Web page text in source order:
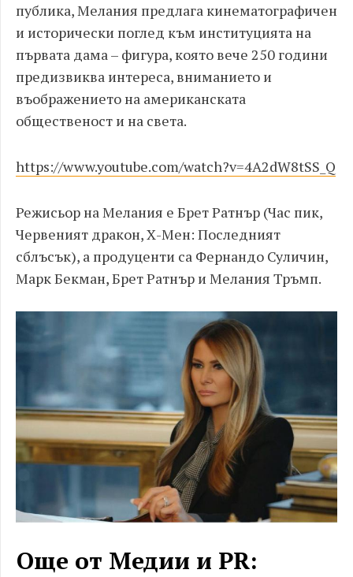
публика, Мелания предлага кинематографичен
и исторически поглед към институцията на
първата дама – фигура, която вече 250 години
предизвиква интереса, вниманието и
въображението на американската
общественост и на света.
https://www.youtube.com/watch?v=4A2dW8tSS_Q
Режисьор на Мелания е Брет Ратнър (Час пик,
Червеният дракон, Х-Мен: Последният
сблъсък), а продуценти са Фернандо Суличин,
Марк Бекман, Брет Ратнър и Мелания Тръмп.
Още от Медии и PR: